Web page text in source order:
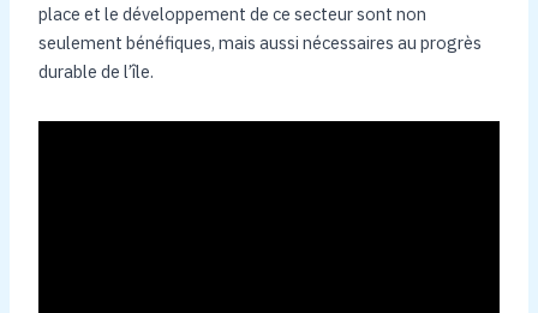
place et le développement de ce secteur sont non
seulement bénéfiques, mais aussi nécessaires au progrès
durable de l’île.